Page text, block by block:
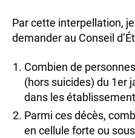
Par cette interpellation,
demander au Conseil
Combien de
(hors suicides) du 1er
dans les
Parmi ces décès,
en cellule forte ou